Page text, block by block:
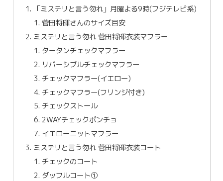
「ミステリと言う勿れ」月曜よる9時(フジテレビ系)
菅田将暉さんのサイズ目安
ミステリと言う勿れ 菅田将暉衣装マフラー
タータンチェックマフラー
リバーシブルチェックマフラー
チェックマフラー(イエロー)
チェックマフラー(フリンジ付き)
チェックストール
2WAYチェックポンチョ
イエローニットマフラー
ミステリと言う勿れ 菅田将暉衣装コート
チェックのコート
ダッフルコート①